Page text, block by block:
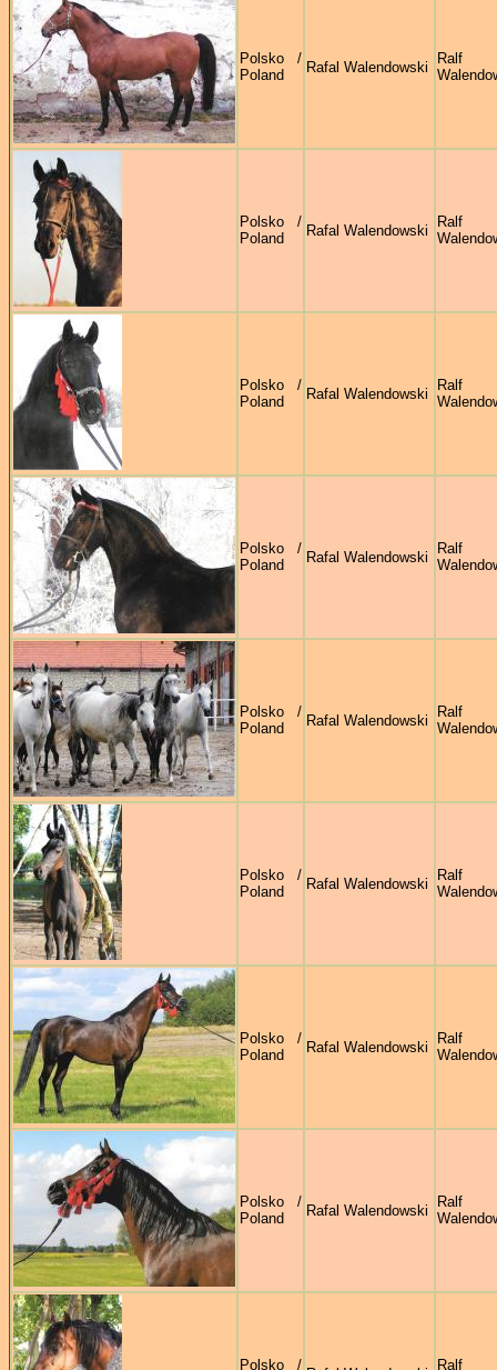
Polsko /
Poland
Rafal Walendowski
Ralf
Polsko /
Poland
Rafal Walendowski
Ralf
Polsko /
Poland
Rafal Walendowski
Ralf
Polsko /
Poland
Rafal Walendowski
Ralf
Polsko /
Poland
Rafal Walendowski
Ralf
Polsko /
Poland
Rafal Walendowski
Ralf
Polsko /
Poland
Rafal Walendowski
Ralf
Polsko /
Poland
Rafal Walendowski
Ralf
Polsko / Ralf